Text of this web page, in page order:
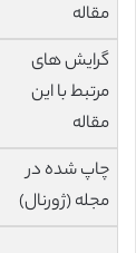
مقاله
گرایش های
مرتبط با این
مقاله
چاپ شده در
مجله (ژورنال)